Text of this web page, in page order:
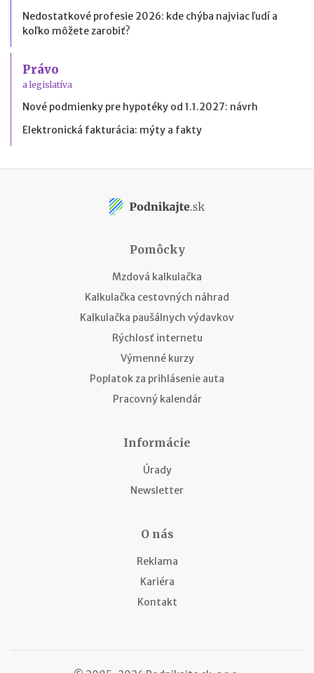
Nedostatkové profesie 2026: kde chýba najviac ľudí a
koľko môžete zarobiť?
Právo
a legislatíva
Nové podmienky pre hypotéky od 1.1.2027: návrh
Elektronická fakturácia: mýty a fakty
Pomôcky
Mzdová kalkulačka
Kalkulačka cestovných náhrad
Kalkulačka paušálnych výdavkov
Rýchlosť internetu
Výmenné kurzy
Poplatok za prihlásenie auta
Pracovný kalendár
Informácie
Úrady
Newsletter
O nás
Reklama
Kariéra
Kontakt